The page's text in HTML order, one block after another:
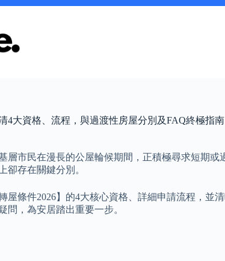
4大資格、流程，與過渡性房屋分別及FAQ終極指南
層市民在漫長的公屋輪候期間，正積極尋求短期
卻存在關鍵分別。
屋條件2026】的4大核心資格、詳細申請流程，
問，為安居踏出重要一步。